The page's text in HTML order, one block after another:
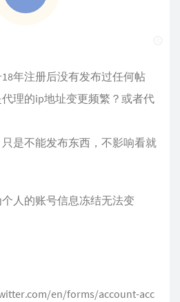
年注册后没有发布过任何帖
理的ip地址变更频繁？或者代
是不能发布东西，不影响看就
人的账号信息冻结无法变
en/forms/account-acc